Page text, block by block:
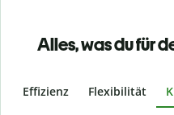
Alles, was du für
Effizienz Flexibilität